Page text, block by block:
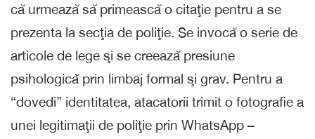
că urmează să primească o citaţie pentru a se
prezenta la secţia de poliţie. Se invocă o serie de
articole de lege şi se creează presiune
psihologică prin limbaj formal şi grav. Pentru a
“dovedi” identitatea, atacatorii trimit o fotografie a
unei legitimaţii de poliţie prin WhatsApp –